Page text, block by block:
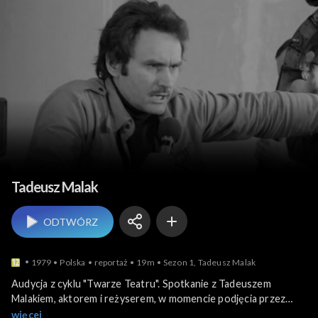
Teatr i sztuka sceniczna
Tadeusz Malak
ODTWÓRZ
1979 Polska reportaż 19m Sezon 1, Tadeusz Malak
Audycja z cyklu "Twarze Teatru". Spotkanie z Tadeuszem
Malakiem, aktorem i reżyserem, w momencie podjęcia przez
niego współpracy z Teatrem STU. Fragment próby spektaklu
więcej